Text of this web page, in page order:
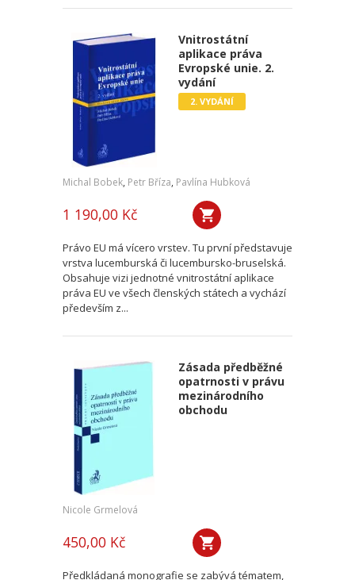
Vnitrostátní
aplikace práva
Evropské unie. 2.
vydání
2. VYDÁNÍ
Michal Bobek, Petr Bříza, Pavlína Hubková
1 190,00 Kč
Právo EU má vícero vrstev. Tu první představuje
vrstva lucemburská či lucembursko-bruselská.
Obsahuje vizi jednotné vnitrostátní aplikace
práva EU ve všech členských státech a vychází
především z...
Zásada předběžné
opatrnosti v právu
mezinárodního
obchodu
Nicole Grmelová
450,00 Kč
Předkládaná monografie se zabývá tématem,